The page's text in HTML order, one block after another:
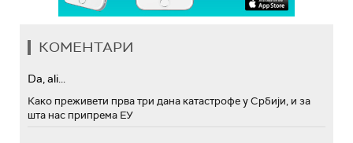
КОМЕНТАРИ
Da, ali...
Како преживети прва три дана катастрофе у Србији, и за
шта нас припрема ЕУ